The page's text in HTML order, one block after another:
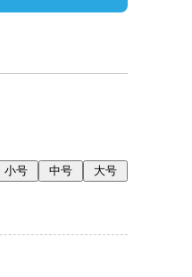
小号 中号 大号